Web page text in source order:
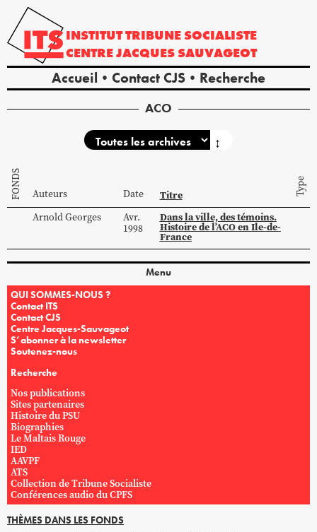
INSTITUTTRIBUNE SOCIALISTE
CENTREJACQUES SAUVAGEOT
Accueil Contact CJS Recherche
ACO
↕
FONDS Auteurs Date Titre Type
ArnoldGeorges
Avr.
1998
Dans la ville, des témoins.
Histoire de l’ACO en Ile-de-
France
Menu
QUI SOMMES-NOUS ?
Contact ITS
Contact CJS
Centre Jacques-Sauvageot
S’abonner à la newsletter
Soutenez-nous
Recherche
Nos publications
Sites partenaires
Histoire du PSU
Biographies
Le Maltais Rouge
IED
AAVPF
ATS
Collection de Tribune Socialiste
Conférences audio du CPFS
THÈMES DANS LES FONDS